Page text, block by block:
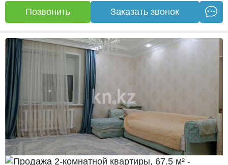
Позвонить Заказать звонок